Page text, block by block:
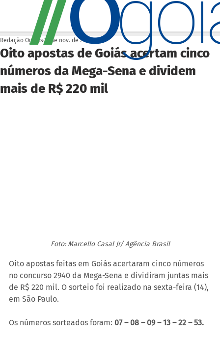
Oito apostas de Goiás acertam cinco
números da Mega-Sena e dividem
mais de R$ 220 mil
Redação Ogoiás 17 de nov. de 2025
Foto: Marcello Casal Jr/ Agência Brasil
Oito apostas feitas em Goiás acertaram cinco números
no concurso 2940 da Mega-Sena e dividiram juntas mais
de R$ 220 mil. O sorteio foi realizado na sexta-feira (14),
em São Paulo.
Os números sorteados foram: 07 – 08 – 09 – 13 – 22 – 53.